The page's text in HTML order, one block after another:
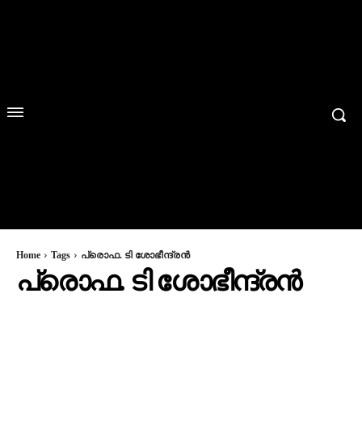
Home Tags പ്രൊഫ. ടി ശോഭീന്ദ്രന്‍
പ്രൊഫ. ടി ശോഭീന്ദ്രന്‍